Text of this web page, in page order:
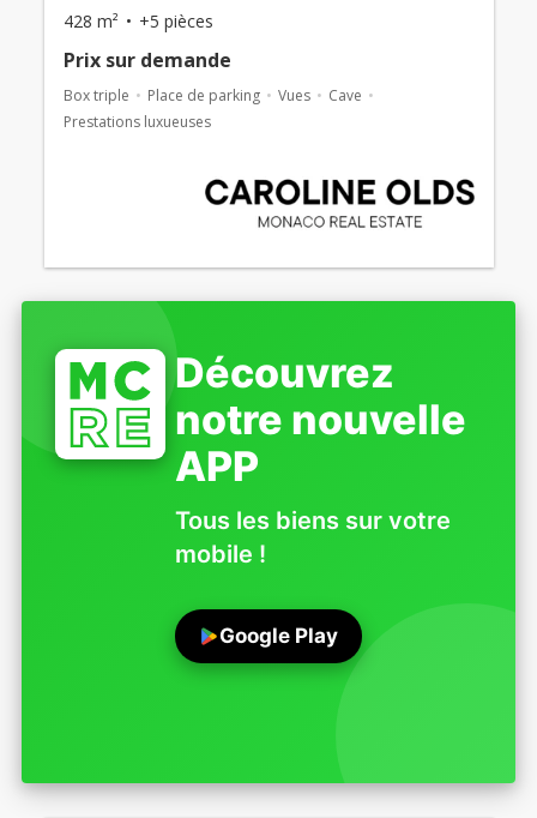
428 m² +5 pièces
Prix ​​sur demande
Box triple Place de parking Vues
Cave
Prestations luxueuses
Découvrez
notre nouvelle
APP
Tous les biens sur votre
mobile !
Google Play